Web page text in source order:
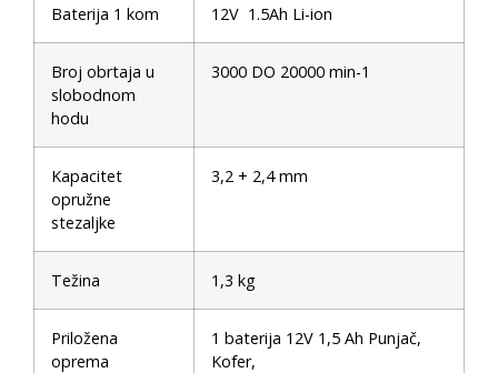
Baterija 1 kom 12V 1.5Ah Li-ion
Broj obrtaja u
slobodnom
hodu
3000 DO 20000 min-1
Kapacitet
opružne
stezaljke
3,2 + 2,4 mm
Težina 1,3 kg
Priložena
oprema
1 baterija 12V 1,5 Ah Punjač,
Kofer,